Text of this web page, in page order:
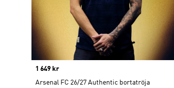
Price
1 649 kr
Arsenal FC 26/27 Authentic bortatröja